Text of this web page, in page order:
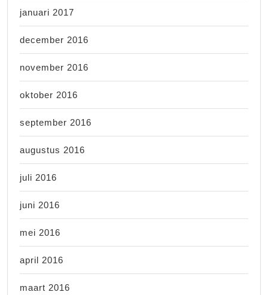
januari 2017
december 2016
november 2016
oktober 2016
september 2016
augustus 2016
juli 2016
juni 2016
mei 2016
april 2016
maart 2016